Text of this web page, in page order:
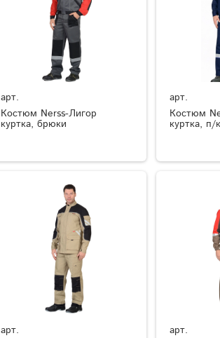
арт.
Костюм Nerss-Лигор
куртка, брюки
арт.
Костюм
куртка, п/к
арт.
арт.